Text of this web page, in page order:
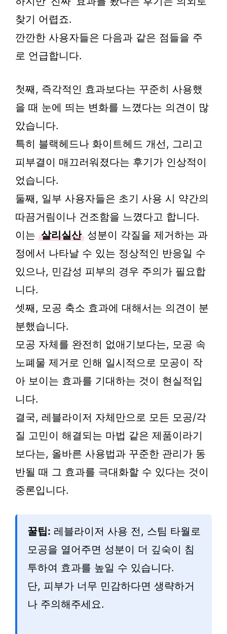
찾기 어렵죠.
깐깐한 사용자들은 다음과 같은 점들을 주
로 언급합니다.
첫째, 즉각적인 효과보다는 꾸준히 사용했
을 때 눈에 띄는 변화를 느꼈다는 의견이 많
았습니다.
특히 블랙헤드나 화이트헤드 개선, 그리고
피부결이 매끄러워졌다는 후기가 인상적이
었습니다.
둘째, 일부 사용자들은 초기 사용 시 약간의
따끔거림이나 건조함을 느꼈다고 합니다.
이는 살리실산 성분이 각질을 제거하는 과
정에서 나타날 수 있는 정상적인 반응일 수
있으나, 민감성 피부의 경우 주의가 필요합
니다.
셋째, 모공 축소 효과에 대해서는 의견이 분
분했습니다.
모공 자체를 완전히 없애기보다는, 모공 속
노폐물 제거로 인해 일시적으로 모공이 작
아 보이는 효과를 기대하는 것이 현실적입
니다.
결국, 레블라이저 자체만으로 모든 모공/각
질 고민이 해결되는 마법 같은 제품이라기
보다는, 올바른 사용법과 꾸준한 관리가 동
반될 때 그 효과를 극대화할 수 있다는 것이
중론입니다.
꿀팁: 레블라이저 사용 전, 스팀 타월로
모공을 열어주면 성분이 더 깊숙이 침
투하여 효과를 높일 수 있습니다.
단, 피부가 너무 민감하다면 생략하거
나 주의해주세요.